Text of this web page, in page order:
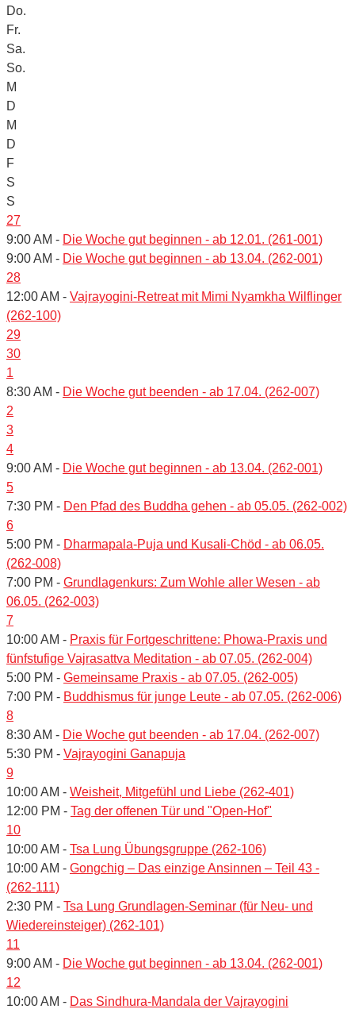
Do.
Fr.
Sa.
So.
M
D
M
D
F
S
S
27
9:00 AM - Die Woche gut beginnen - ab 12.01. (261-001)
9:00 AM - Die Woche gut beginnen - ab 13.04. (262-001)
28
12:00 AM - Vajrayogini-Retreat mit Mimi Nyamkha Wilflinger
(262-100)
29
30
1
8:30 AM - Die Woche gut beenden - ab 17.04. (262-007)
2
3
4
9:00 AM - Die Woche gut beginnen - ab 13.04. (262-001)
5
7:30 PM - Den Pfad des Buddha gehen - ab 05.05. (262-002)
6
5:00 PM - Dharmapala-Puja und Kusali-Chöd - ab 06.05.
(262-008)
7:00 PM - Grundlagenkurs: Zum Wohle aller Wesen - ab
06.05. (262-003)
7
10:00 AM - Praxis für Fortgeschrittene: Phowa-Praxis und
fünfstufige Vajrasattva Meditation - ab 07.05. (262-004)
5:00 PM - Gemeinsame Praxis - ab 07.05. (262-005)
7:00 PM - Buddhismus für junge Leute - ab 07.05. (262-006)
8
8:30 AM - Die Woche gut beenden - ab 17.04. (262-007)
5:30 PM - Vajrayogini Ganapuja
9
10:00 AM - Weisheit, Mitgefühl und Liebe (262-401)
12:00 PM - Tag der offenen Tür und "Open-Hof"
10
10:00 AM - Tsa Lung Übungsgruppe (262-106)
10:00 AM - Gongchig – Das einzige Ansinnen – Teil 43 -
(262-111)
2:30 PM - Tsa Lung Grundlagen-Seminar (für Neu- und
Wiedereinsteiger) (262-101)
11
9:00 AM - Die Woche gut beginnen - ab 13.04. (262-001)
12
10:00 AM - Das Sindhura-Mandala der Vajrayogini